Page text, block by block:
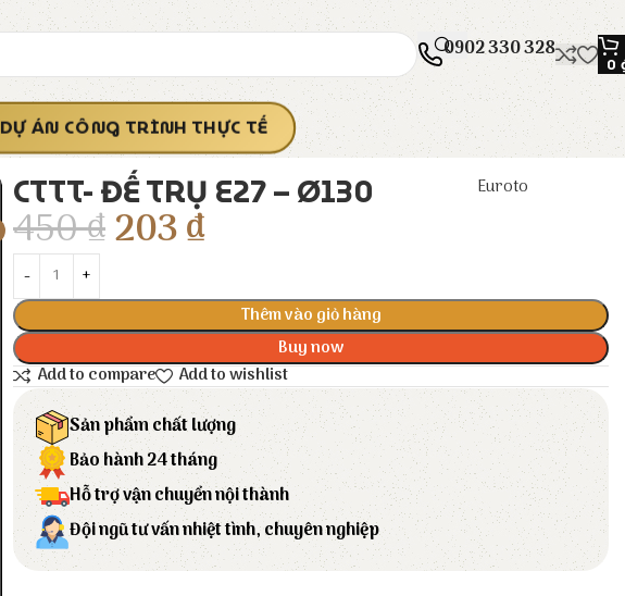
0902 330 328
0
DỰ ÁN CÔNG TRÌNH THỰC TẾ
CTTT- ĐẾ TRỤ E27 – Ø130 Euroto
450₫203₫
Thêm vào giỏ hàng
Buy now
Add to compare
Add to wishlist
Sản phẩm chất lượng
Bảo hành 24 tháng
Hỗ trợ vận chuyển nội thành
Đội ngũ tư vấn nhiệt tình, chuyên nghiệp